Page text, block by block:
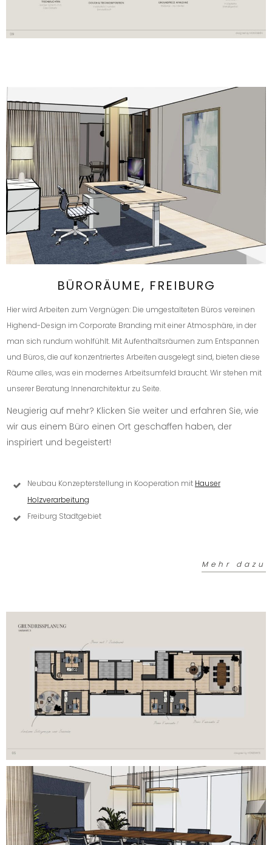
BÜRORÄUME, FREIBURG
Hier wird Arbeiten zum Vergnügen: Die umgestalteten Büros vereinen
Highend-Design im Corporate Branding mit einer Atmosphäre, in der
man sich rundum wohlfühlt. Mit Aufenthaltsräumen zum Entspannen
und Büros, die auf konzentriertes Arbeiten ausgelegt sind, bieten diese
Räume alles, was ein modernes Arbeitsumfeld braucht. Wir stehen mit
unserer Beratung Innenarchitektur zu Seite.
Neugierig auf mehr? Klicken Sie weiter und erfahren Sie, wie
wir aus einem Büro einen Ort geschaffen haben, der
inspiriert und begeistert!
Neubau Konzepterstellung in Kooperation mit Hauser
Holzverarbeitung
Freiburg Stadtgebiet
Mehr dazu